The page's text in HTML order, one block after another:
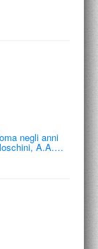
negli anni
A.A.…